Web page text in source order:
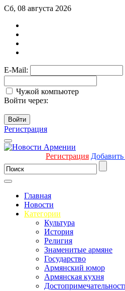
Сб, 08 августа 2026
E-Mail:
Чужой компьютер
Войти через:
Войти
Регистрация
Регистрация Добавить
Главная
Новости
Категории
Культура
История
Религия
Знаменитые армяне
Государство
Армянский юмор
Армянская кухня